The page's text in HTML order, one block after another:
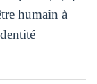
humain à